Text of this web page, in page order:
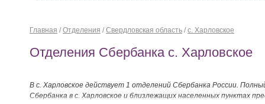
Главная / Отделения / Свердловская область / с. Харловское
Отделения Сбербанка с. Харловское
В с. Харловское действует 1 отделений Сбербанка России.
Сбербанка в с. Харловское и близлежащих населенных пунктах